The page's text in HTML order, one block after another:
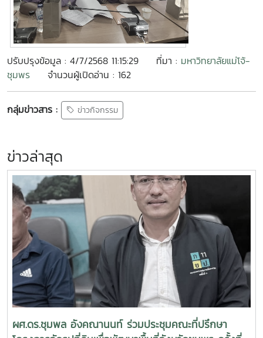
ปรับปรุงข้อมูล : 4/7/2568 11:15:29 ที่มา : มหาวิทยาลัยแม่โจ้-
ชุมพร
จำนวนผู้เปิดอ่าน : 162
กลุ่มข่าวสาร : ข่าวกิจกรรม
ข่าวล่าสุด
ผศ.ดร.ชุมพล อังคณานนท์ ร่วมประชุมคณะที่ปรึกษา